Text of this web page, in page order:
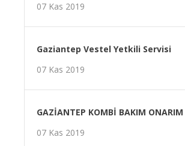
07 Kas 2019
Gaziantep Vestel Yetkili Servisi
07 Kas 2019
GAZİANTEP KOMBİ BAKIM ONARIM
07 Kas 2019